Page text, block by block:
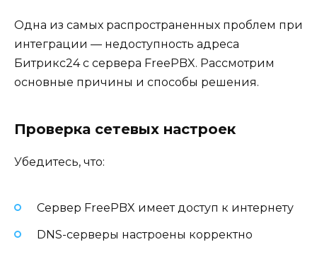
Одна из самых распространенных проблем при
интеграции — недоступность адреса
Битрикс24 с сервера FreePBX. Рассмотрим
основные причины и способы решения.
Проверка сетевых настроек
Убедитесь, что:
Сервер FreePBX имеет доступ к интернету
DNS-серверы настроены корректно